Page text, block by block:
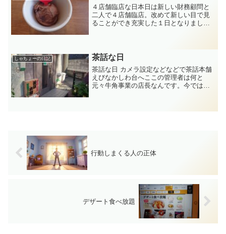
４店舗臨店な日本日は新しい財務顧問と
二人で４店舗臨店。改めて新しい目で見
ることができ充実した１日となりまし
ずできると信じている。皆が...
しゃちょーの日記 茶話な日
茶話な日 カメラ設定などなどで茶話本舗
えびなかしわ台へここの管理者は何と
元々牛角事業の店長なんです。今では茶
み。面白かったのは小学校の教科書の大
行動しまくる人の正体
デザート食べ放題